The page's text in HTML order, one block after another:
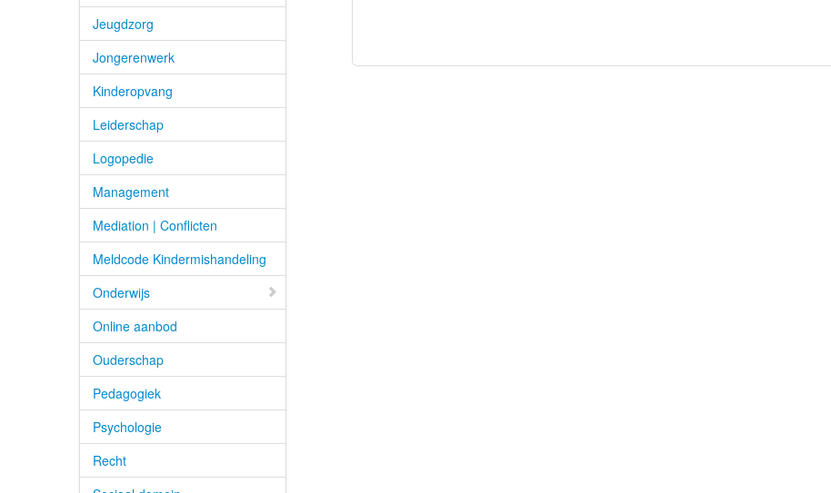
Jeugdzorg
Jongerenwerk
Kinderopvang
Leiderschap
Logopedie
Management
Mediation | Conflicten
Meldcode Kindermishandeling
Onderwijs
Online aanbod
Ouderschap
Pedagogiek
Psychologie
Recht